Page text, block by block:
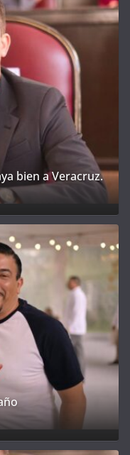
bien a Veracruz.